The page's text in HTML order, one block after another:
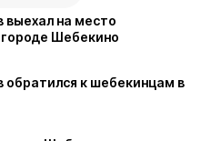
выехал на место
Шебекино
обратился к шебекинцам в